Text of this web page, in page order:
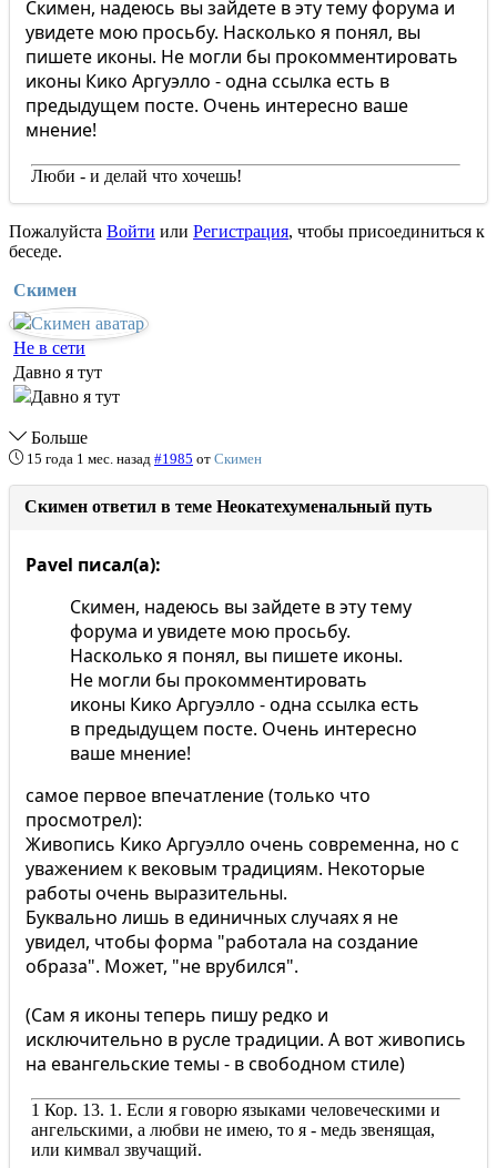
Скимен, надеюсь вы зайдете в эту тему форума и
увидете мою просьбу. Насколько я понял, вы
пишете иконы. Не могли бы прокомментировать
иконы Кико Аргуэлло - одна ссылка есть в
предыдущем посте. Очень интересно ваше
мнение!
Люби - и делай что хочешь!
Пожалуйста Войти или Регистрация, чтобы присоединиться к
беседе.
Скимен
Не в сети
Давно я тут
Больше
15 года 1 мес. назад #1985 от Скимен
Скимен ответил в теме Неокатехуменальный путь
Pavel писал(а):
Скимен, надеюсь вы зайдете в эту тему
форума и увидете мою просьбу.
Насколько я понял, вы пишете иконы.
Не могли бы прокомментировать
иконы Кико Аргуэлло - одна ссылка есть
в предыдущем посте. Очень интересно
ваше мнение!
самое первое впечатление (только что
просмотрел):
Живопись Кико Аргуэлло очень современна, но с
уважением к вековым традициям. Некоторые
работы очень выразительны.
Буквально лишь в единичных случаях я не
увидел, чтобы форма "работала на создание
образа". Может, "не врубился".
(Сам я иконы теперь пишу редко и
исключительно в русле традиции. А вот живопись
на евангельские темы - в свободном стиле)
1 Кор. 13. 1. Если я говорю языками человеческими и
ангельскими, а любви не имею, то я - медь звенящая,
или кимвал звучащий.